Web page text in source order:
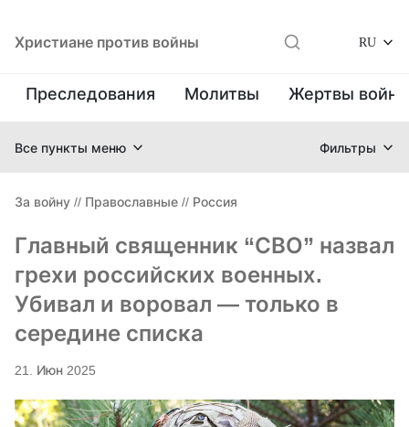
Христиане против войны RU
Преследования Молитвы Жертвы
Все пункты меню Фильтры
За войну // Православные // Россия
Главный священник “СВО” назвал
грехи российских военных.
Убивал и воровал — только в
середине списка
21. Июн 2025